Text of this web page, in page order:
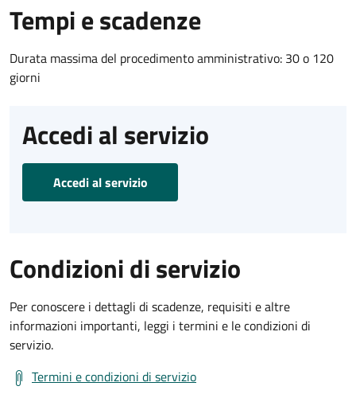
Tempi e scadenze
Durata massima del procedimento amministrativo: 30 o 120
giorni
Accedi al servizio
Accedi al servizio
Condizioni di servizio
Per conoscere i dettagli di scadenze, requisiti e altre
informazioni importanti, leggi i termini e le condizioni di
servizio.
Termini e condizioni di servizio